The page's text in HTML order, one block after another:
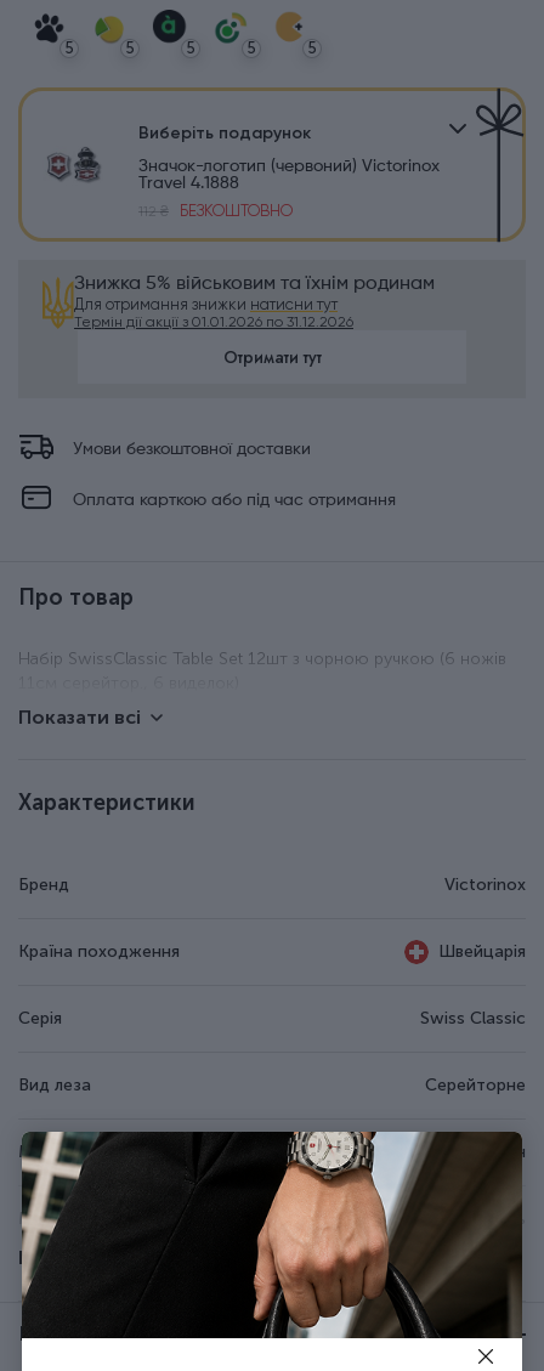
5 5 5 5 5
Виберіть подарунок
Значок-логотип (червоний) Victorinox
Travel 4.1888
112 ₴
БЕЗКОШТОВНО
Знижка 5% військовим та їхнім родинам
Для отримання знижки натисни тут
Термін дії акції з 01.01.2026 по 31.12.2026
Отримати тут
Умови безкоштовної доставки
Оплата карткою або під час отримання
Про товар
Набір SwissClassic Table Set 12шт з чорною ручкою (6 ножів
Показати всі
Характеристики
Бренд Victorinox
Країна походження Швейцарія
Серія Swiss Classic
Вид леза Серейторне
Матеріал руків'я/накладок Поліпропілен
Матеріал леза Неіржавна сталь
Колір
Показати всі
Відгуки: ★ 0 (0)